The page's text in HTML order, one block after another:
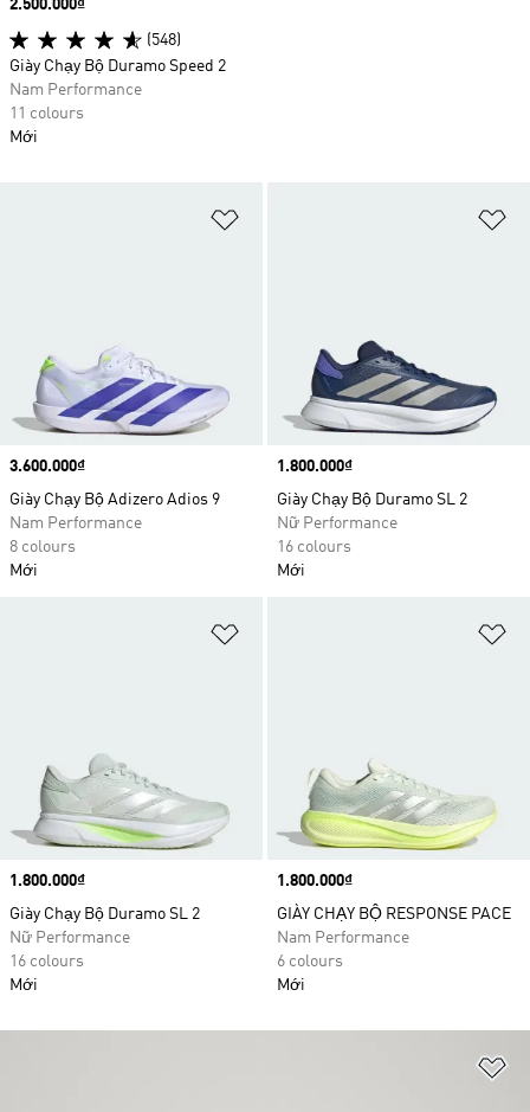
Price
3.600.000₫
Giày Chạy Bộ Adizero Adios 9
Nam Performance
8 colours
Mới
Price
1.800.000₫
Giày Chạy Bộ Duramo SL 2
Nữ Performance
16 colours
Mới
Price
1.800.000₫
Giày Chạy Bộ Duramo SL 2
Nữ Performance
16 colours
Mới
Price
1.800.000₫
GIÀY CHẠY BỘ RESPONSE PACE
Nam Performance
6 colours
Mới
Price
2.500.000₫
(548)
Giày Chạy Bộ Duramo Speed 2
Nam Performance
11 colours
Mới